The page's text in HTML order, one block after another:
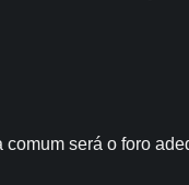
será o foro